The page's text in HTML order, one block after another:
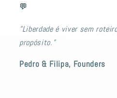
💬
"Liberdade é viver sem
propósito."
Pedro & Filipa, Founders